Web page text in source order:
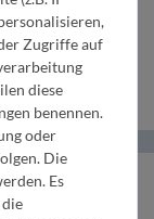
Schlagzeug
Zugriffe auf
diese
benennen.
oder
Die
Es